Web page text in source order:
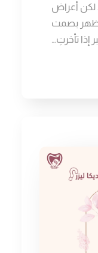
لكن أعراض
تظهر بصمت
تأخرتِ…